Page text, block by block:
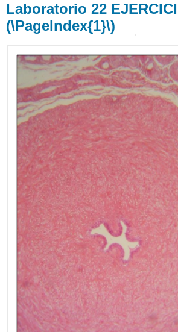
Laboratorio 22
(\PageIndex{1}\)